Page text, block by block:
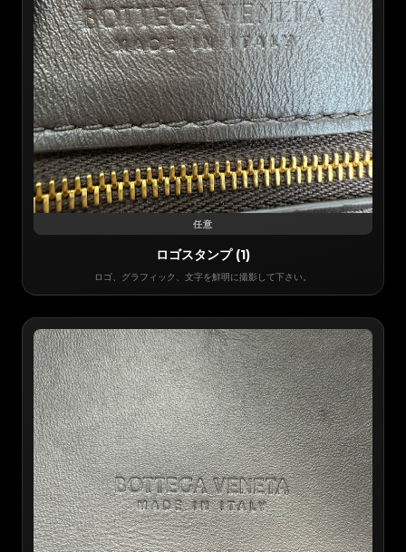
任意
ロゴスタンプ (1)
ロゴ、グラフィック、文字を鮮明に撮影して下さい。